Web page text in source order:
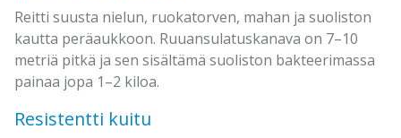
Reitti suusta nielun, ruokatorven, mahan ja suoliston
kautta peräaukkoon. Ruuansulatuskanava on 7–10
metriä pitkä ja sen sisältämä suoliston bakteerimassa
painaa jopa 1–2 kiloa.
Resistentti kuitu